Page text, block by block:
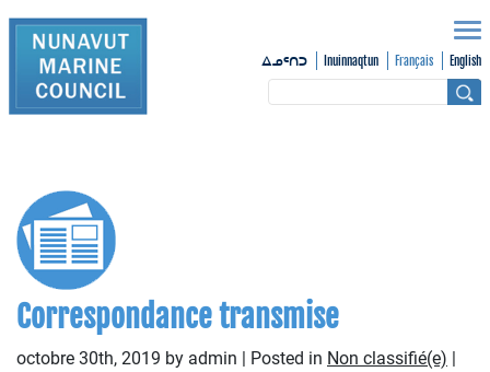
ᐃᓄᑦᑎᑐ Inuinnaqtun Français English
Correspondance transmise
octobre 30th, 2019 by admin | Posted in Non classifié(e) |